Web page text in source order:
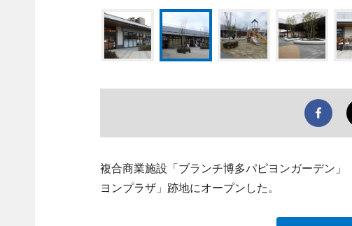
複合商業施設「ブランチ博多パピヨンガーデン
ヨンプラザ」跡地にオープンした。